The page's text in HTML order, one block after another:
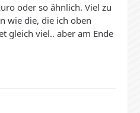
oder so ähnlich. Viel zu
wie die, die ich oben
gleich viel.. aber am Ende